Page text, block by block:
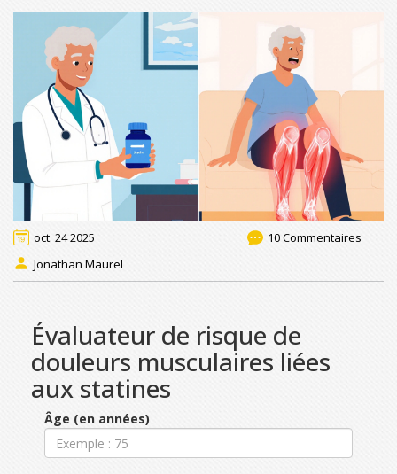
oct. 24 2025
10 Commentaires
Jonathan Maurel
Évaluateur de risque de
douleurs musculaires liées
aux statines
Âge (en années)